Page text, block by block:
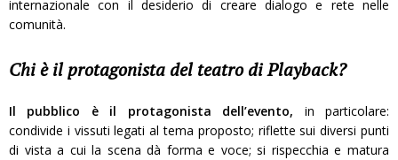
internazionale con il desiderio di creare dialogo e rete nelle
comunità.
Chi è il protagonista del teatro di Playback?
Il pubblico è il protagonista dell’evento, in particolare:
condivide i vissuti legati al tema proposto; riflette sui diversi punti
di vista a cui la scena dà forma e voce; si rispecchia e matura